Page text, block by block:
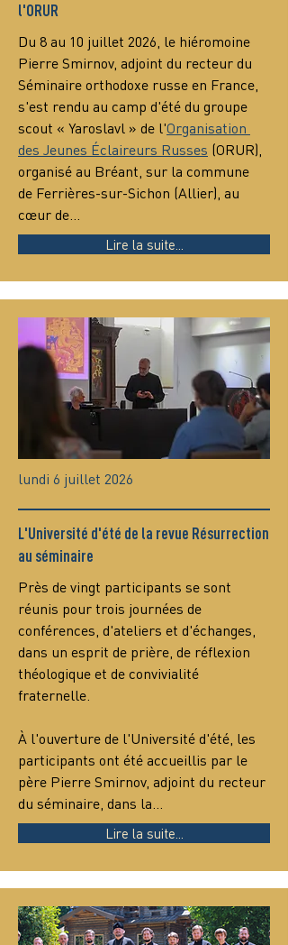
l'ORUR
Du 8 au 10 juillet 2026, le hiéromoine
Pierre Smirnov, adjoint du recteur du
Séminaire orthodoxe russe en France,
s'est rendu au camp d'été du groupe
scout « Yaroslavl » de l'Organisation
des Jeunes Éclaireurs Russes (ORUR),
organisé au Bréant, sur la commune
de Ferrières-sur-Sichon (Allier), au
cœur de…
Lire la suite...
lundi 6 juillet 2026
L'Université d'été de la revue Résurrection
au séminaire
Près de vingt participants se sont
réunis pour trois journées de
conférences, d'ateliers et d'échanges,
dans un esprit de prière, de réflexion
théologique et de convivialité
fraternelle.
À l'ouverture de l'Université d'été, les
participants ont été accueillis par le
père Pierre Smirnov, adjoint du recteur
du séminaire, dans la…
Lire la suite...